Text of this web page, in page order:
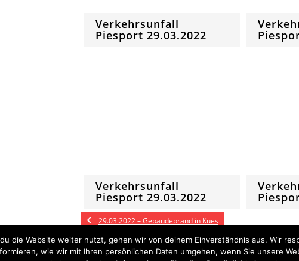
Verkehrsunfall
Piesport 29.03.2022
Verkehrsunfall
Piesport 29.03.2022
29.03.2022 – Gebäudebrand in Kues
die Website weiter nutzt, gehen wir von deinem Einverständnis aus. Wir
wie wir mit Ihren persönlichen Daten umgehen, wenn Sie unsere